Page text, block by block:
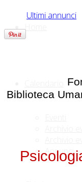
Home
Annunci
Ultimi annunci
Biblioteca